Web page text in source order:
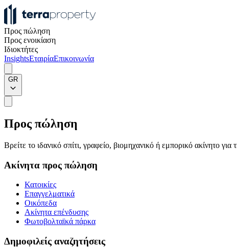
Προς πώληση
Προς ενοικίαση
Ιδιοκτήτες
InsightsΕταιρίαΕπικοινωνία
GR
Προς πώληση
Βρείτε το ιδανικό σπίτι, γραφείο, βιομηχανικό ή εμπορικό ακίνητο
Ακίνητα προς πώληση
Κατοικίες
Επαγγελματικά
Οικόπεδα
Ακίνητα επένδυσης
Φωτοβολταϊκά πάρκα
Δημοφιλείς αναζητήσεις